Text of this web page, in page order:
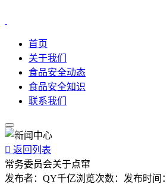
首页
关于我们
食品安全动态
食品安全知识
联系我们
 返回列表
常务委员会关于点窜
发布者： QY千亿浏览次数： 发布时间：